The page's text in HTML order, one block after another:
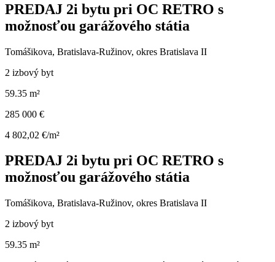
PREDAJ 2i bytu pri OC RETRO s
možnosťou garážového státia
Tomášikova, Bratislava-Ružinov, okres Bratislava II
2 izbový byt
59.35 m²
285 000 €
4 802,02 €/m²
PREDAJ 2i bytu pri OC RETRO s
možnosťou garážového státia
Tomášikova, Bratislava-Ružinov, okres Bratislava II
2 izbový byt
59.35 m²